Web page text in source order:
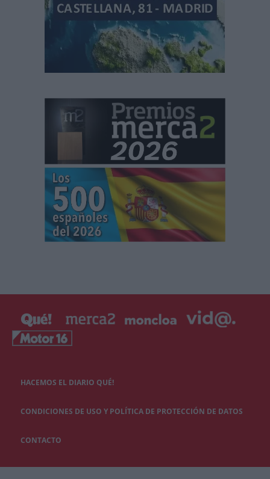
HACEMOS EL DIARIO QUÉ!
CONDICIONES DE USO Y POLÍTICA DE PROTECCIÓN DE DATOS
CONTACTO